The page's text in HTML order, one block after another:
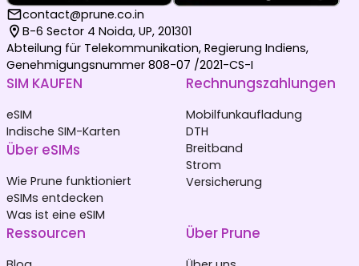
contact@prune.co.in
B-6 Sector 4 Noida, UP, 201301
Abteilung für Telekommunikation, Regierung Indiens,
Genehmigungsnummer 808-07 /2021-CS-I
SIM KAUFEN
eSIM
Indische SIM-Karten
Über eSIMs
Wie Prune funktioniert
eSIMs entdecken
Was ist eine eSIM
Rechnungszahlungen
Mobilfunkaufladung
DTH
Breitband
Strom
Versicherung
Ressourcen Über Prune